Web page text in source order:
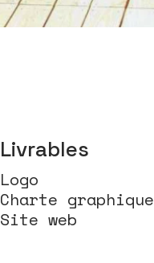
Livrables
Logo
Charte graphique
Site web